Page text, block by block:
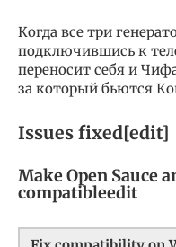
Когда все три
подключившись к
переносит себя и
за который бьются
Issues fixed[edit]
Make Open Sauce
compatibleedit